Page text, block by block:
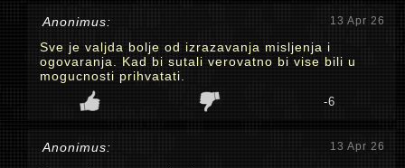
Anonimus: 13 Apr 26
Sve je valjda bolje od izrazavanja misljenja i
ogovaranja. Kad bi sutali verovatno bi vise bili u
mogucnosti prihvatati.
-6
Anonimus: 13 Apr 26